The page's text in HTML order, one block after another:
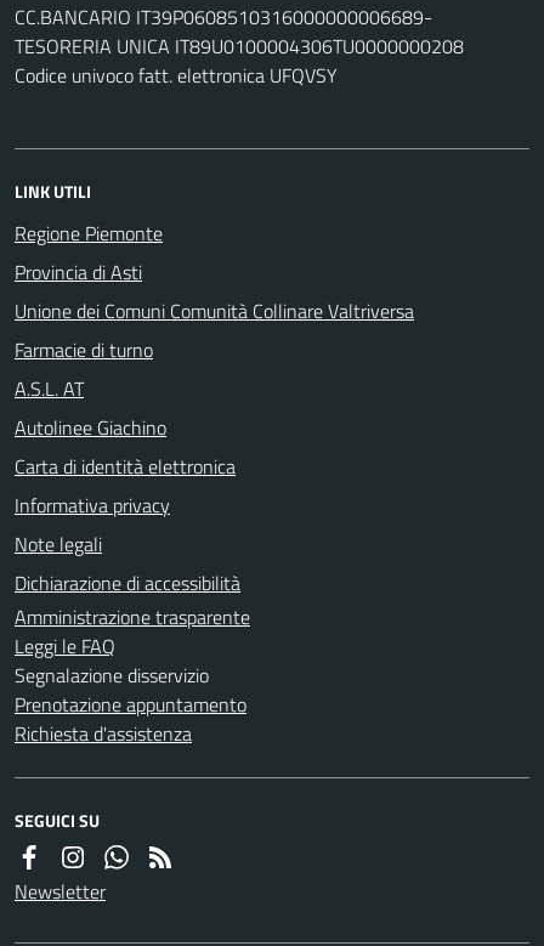
CC.BANCARIO IT39P0608510316000000006689-
TESORERIA UNICA IT89U0100004306TU0000000208
Codice univoco fatt. elettronica UFQVSY
LINK UTILI
Regione Piemonte
Provincia di Asti
Unione dei Comuni Comunità Collinare Valtriversa
Farmacie di turno
A.S.L. AT
Autolinee Giachino
Carta di identità elettronica
Informativa privacy
Note legali
Dichiarazione di accessibilità
Amministrazione trasparente
Leggi le FAQ
Segnalazione disservizio
Prenotazione appuntamento
Richiesta d'assistenza
SEGUICI SU
Newsletter